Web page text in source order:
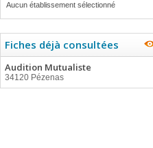
Aucun établissement sélectionné
Fiches déjà consultées
Audition Mutualiste
34120 Pézenas